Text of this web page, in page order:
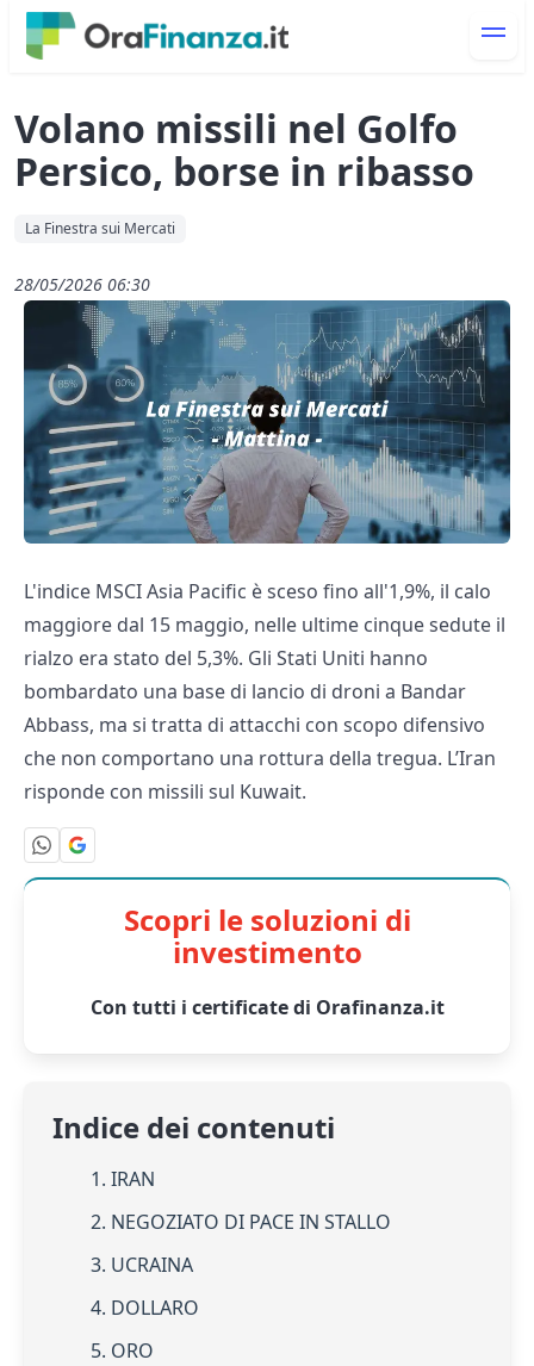
Volano missili nel Golfo
Persico, borse in ribasso
La Finestra sui Mercati
28/05/2026 06:30
L'indice MSCI Asia Pacific è sceso fino all'1,9%, il calo
maggiore dal 15 maggio, nelle ultime cinque sedute il
rialzo era stato del 5,3%. Gli Stati Uniti hanno
bombardato una base di lancio di droni a Bandar
Abbass, ma si tratta di attacchi con scopo difensivo
che non comportano una rottura della tregua. L’Iran
risponde con missili sul Kuwait.
Scopri le soluzioni di
investimento
Con tutti i certificate di Orafinanza.it
Indice dei contenuti
1. IRAN
2. NEGOZIATO DI PACE IN STALLO
3. UCRAINA
4. DOLLARO
5. ORO